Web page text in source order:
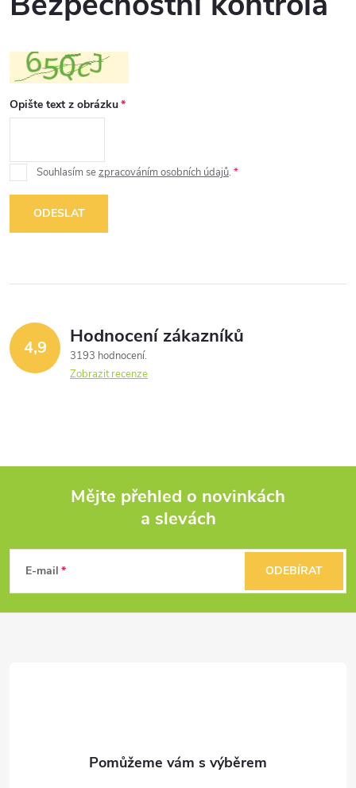
Opište text z obrázku
Souhlasím sezpracováním osobních údajů.
ODESLAT
4,9 Hodnocení zákazníků
3193 hodnocení
Zobrazit recenze
p
Mějte přehled o novinkách
a slevách
E-mail ODEBÍRAT